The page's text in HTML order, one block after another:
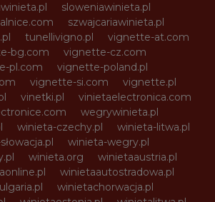
sloweniawinieta.pl
szwajcariawinieta.pl
tunellivigno.pl
vignette-at.com
bg.com
vignette-cz.com
pl.com
vignette-poland.pl
vignette-si.com
vignette.pl
vinetki.pl
vinietaelectronica.com
wegrywinieta.pl
winieta-czechy.pl
winieta-litwa.pl
winieta-wegry.pl
winieta.org
winietaaustria.pl
winietaautostradowa.pl
winietachorwacja.pl